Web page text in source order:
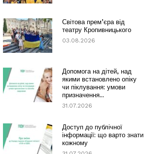
Світова прем’єра від
театру Кропивницького
03.08.2026
Допомога на дітей, над
якими встановлено опіку
чи піклування: умови
призначення...
31.07.2026
Доступ до публічної
інформації: що варто знати
кожному